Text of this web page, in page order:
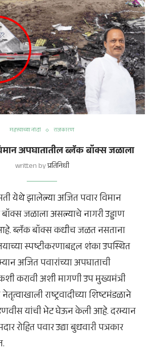
महत्त्वाच्या नोंदी राजकारण
अपघातातील ब्लॅक बॉक्स जळाला
written byप्रतिनिधी
येथे झालेल्या अजित पवार विमान
जळाला असल्याचे नागरी उड्डाण
ब्लॅक बॉक्स कधीच जळत नसताना
स्पष्टीकरणाबद्दल शंका उपस्थित
अजित पवारांच्या अपघाताची
करावी अशी मागणी उप मुख्यमंत्री
राष्ट्रवादीच्या शिष्टमंडळाने
यांची भेट घेऊन केली आहे. दरम्यान
रोहित पवार उद्या बुधवारी पत्रकार